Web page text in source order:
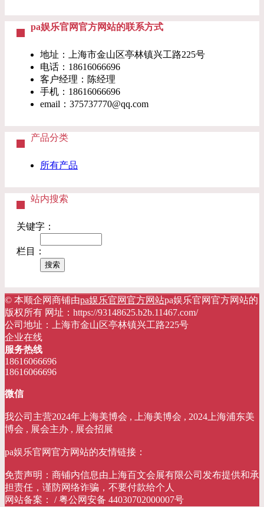
pa娱乐官网官方网站的联系方式
地址：上海市金山区亭林镇兴工路225号
电话： 18616066696
客户经理：陈经理
手机： 18616066696
email： 375737770@qq.com
产品分类
所有产品
站内搜索
关键字：
栏目：
© 本顺企网商铺由pa娱乐官网官方网站pa娱乐官网官方网站的
版权所有 网址：https://93148625.b2b.11467.com/
公司地址：上海市金山区亭林镇兴工路225号
企业在线
服务热线
18616066696
18616066696
微信
我公司主营2024年上海美博会 , 上海美博会 , 2024上海浦东美
博会 , 展会主办 , 展会招展
pa娱乐官网官方网站的友情链接：
免责声明：商铺内信息由上海百文会展有限公司发布提供和承
担责任，谨防网络诈骗，不要付款给个人
网站备案： / 粤公网安备 44030702000007号